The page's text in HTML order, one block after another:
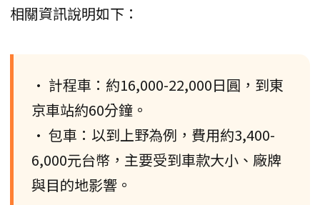
相關資訊說明如下：
• 計程車：約16,000-22,000日圓，到東
京車站約60分鐘。
• 包車：以到上野為例，費用約3,400-
6,000元台幣，主要受到車款大小、廠牌
與目的地影響。